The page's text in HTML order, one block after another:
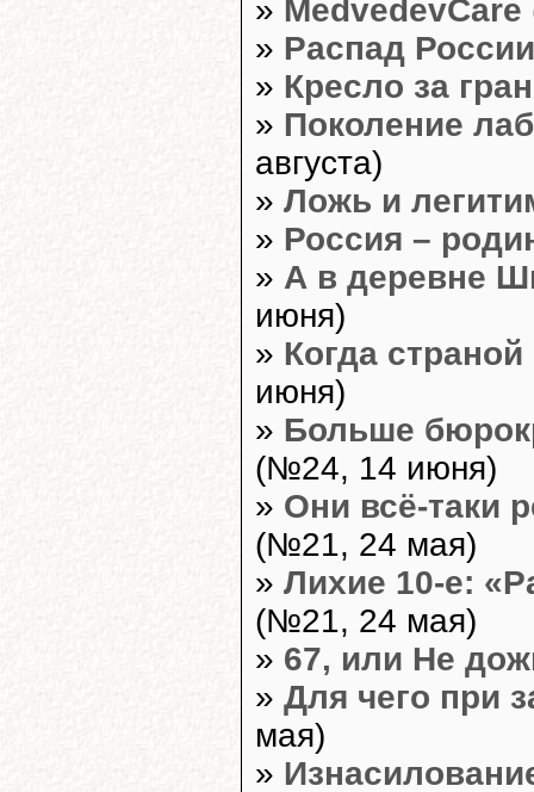
» MedvedevCare
» Распад России
» Кресло за
» Поколение
августа)
» Ложь и
» Россия –
» А в деревне
июня)
» Когда
июня)
» Больше
(№24, 14 июня)
» Они всё-таки
(№21, 24 мая)
» Лихие 10-е:
(№21, 24 мая)
» 67, или Не
» Для чего при
мая)
»